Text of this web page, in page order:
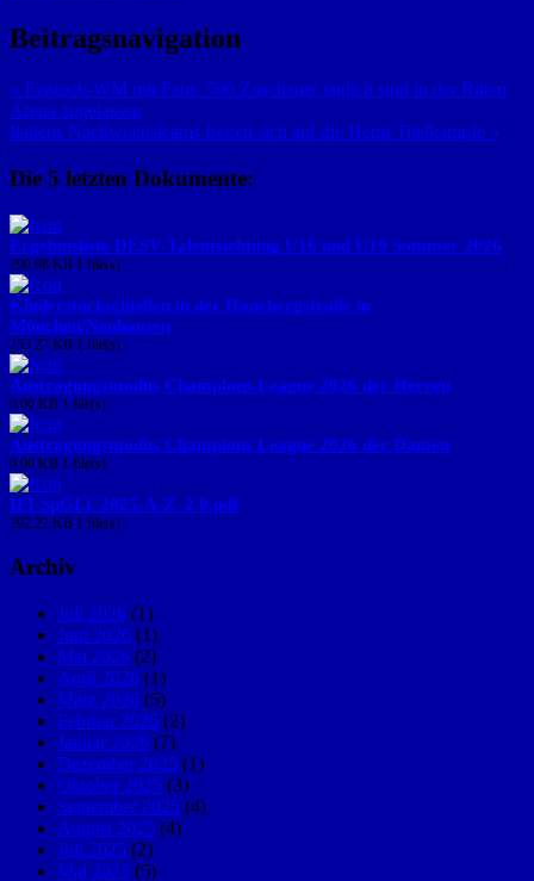
Beitragsnavigation
« Eisstock-WM mit Fans: 500 Zuschauer täglich sind in der Ritten
Arena zugelassen
Italiens Nachwuchsteams freuen sich auf die Heim-Titelkämpfe »
Die 5 letzten Dokumente:
Ergebnisliste DESV-Talentsichtung U16 und U19 Sommer 2026
290.98 KB 1 file(s)
Kinderstockschießen in der Hanebergstraße in
München/Neuhausen
253.27 KB 1 file(s)
Austragungsmodus Champions League 2026 der Herren
0.00 KB 1 file(s)
Austragungsmodus Champions League 2026 der Damen
0.00 KB 1 file(s)
IFI-SpGLi_2025-A-Z_2.0.pdf
292.22 KB 1 file(s)
Archiv
Juli 2026 (1)
Juni 2026 (1)
Mai 2026 (2)
April 2026 (1)
März 2026 (5)
Februar 2026 (2)
Januar 2026 (7)
Dezember 2025 (1)
Oktober 2025 (3)
September 2025 (4)
August 2025 (4)
Juli 2025 (2)
Mai 2025 (5)